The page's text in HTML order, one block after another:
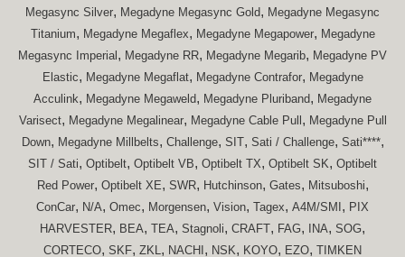
Megasync Silver, Megadyne Megasync Gold, Megadyne Megasync
Titanium, Megadyne Megaflex, Megadyne Megapower, Megadyne
Megasync Imperial, Megadyne RR, Megadyne Megarib, Megadyne PV
Elastic, Megadyne Megaflat, Megadyne Contrafor, Megadyne
Acculink, Megadyne Megaweld, Megadyne Pluriband, Megadyne
Varisect, Megadyne Megalinear, Megadyne Cable Pull, Megadyne Pull
Down, Megadyne Millbelts, Challenge, SIT, Sati / Challenge, Sati****,
SIT / Sati, Optibelt, Optibelt VB, Optibelt TX, Optibelt SK, Optibelt
Red Power, Optibelt XE, SWR, Hutchinson, Gates, Mitsuboshi,
ConCar, N/A, Omec, Morgensen, Vision, Tagex, A4M/SMI, PIX
HARVESTER, BEA, TEA, Stagnoli, CRAFT, FAG, INA, SOG,
CORTECO, SKF, ZKL , NACHI, NSK, KOYO, EZO, TIMKEN